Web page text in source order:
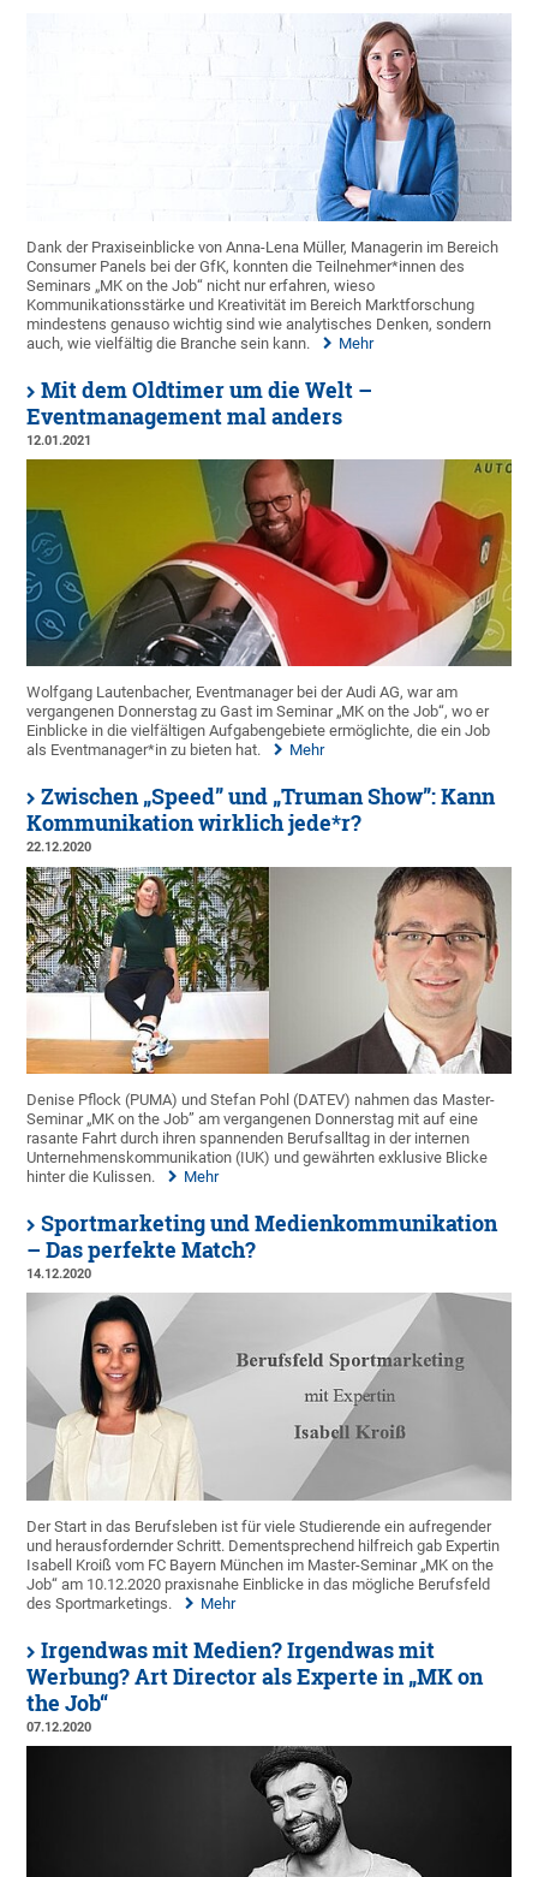
Dank der Praxiseinblicke von Anna-Lena Müller, Managerin im Bereich
Consumer Panels bei der GfK, konnten die Teilnehmer*innen des
Seminars „MK on the Job“ nicht nur erfahren, wieso
Kommunikationsstärke und Kreativität im Bereich Marktforschung
mindestens genauso wichtig sind wie analytisches Denken, sondern
auch, wie vielfältig die Branche sein kann.
Mehr
Mit dem Oldtimer um die Welt –
Eventmanagement mal anders
12.01.2021
Wolfgang Lautenbacher, Eventmanager bei der Audi AG, war am
vergangenen Donnerstag zu Gast im Seminar „MK on the Job“, wo er
Einblicke in die vielfältigen Aufgabengebiete ermöglichte, die ein Job
als Eventmanager*in zu bieten hat.
Mehr
Zwischen „Speed” und „Truman Show”: Kann
Kommunikation wirklich jede*r?
22.12.2020
Denise Pflock (PUMA) und Stefan Pohl (DATEV) nahmen das Master-
Seminar „MK on the Job” am vergangenen Donnerstag mit auf eine
rasante Fahrt durch ihren spannenden Berufsalltag in der internen
Unternehmenskommunikation (IUK) und gewährten exklusive Blicke
hinter die Kulissen.
Mehr
Sportmarketing und Medienkommunikation
– Das perfekte Match?
14.12.2020
Der Start in das Berufsleben ist für viele Studierende ein aufregender
und herausfordernder Schritt. Dementsprechend hilfreich gab Expertin
Isabell Kroiß vom FC Bayern München im Master-Seminar „MK on the
Job“ am 10.12.2020 praxisnahe Einblicke in das mögliche Berufsfeld
des Sportmarketings.
Mehr
Irgendwas mit Medien? Irgendwas mit
Werbung? Art Director als Experte in „MK on
the Job“
07.12.2020